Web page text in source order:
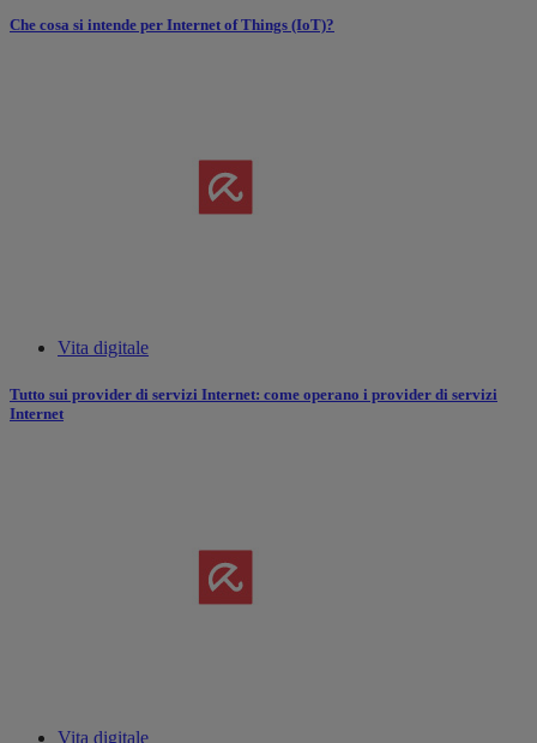
Che cosa si intende per Internet of Things (IoT)?
Vita digitale
Tutto sui provider di servizi Internet: come operano i provider di servizi
Internet
Vita digitale